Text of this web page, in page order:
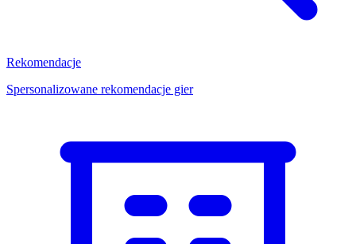
Rekomendacje
Spersonalizowane rekomendacje gier